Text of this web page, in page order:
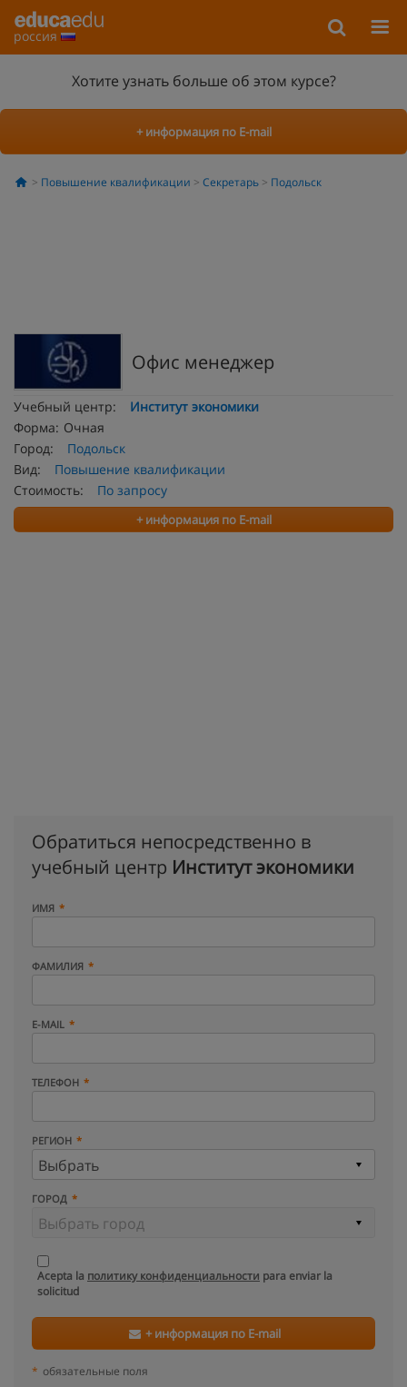
россия
Хотите узнать больше об этом курсе?
+ информация по E-mail
Повышение квалификации Секретарь Подольск
Офис менеджер
Учебный центр:
Институт экономики
Форма: Очная
Город:
Подольск
Вид:
Повышение квалификации
Стоимость:
По запросу
+ информация по E-mail
Обратиться непосредственно в
учебный центр Институт экономики
ИМЯ
ФАМИЛИЯ
E-MAIL
ТЕЛЕФОН
РЕГИОН
ГОРОД
Acepta la политику конфиденциальности para enviar la
solicitud
+ информация по E-mail
* обязательные поля